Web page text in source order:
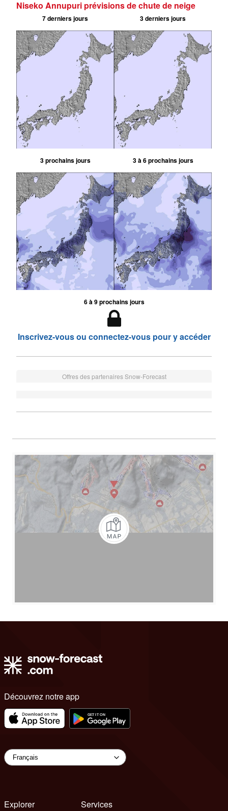
Niseko Annupuri prévisions de chute de neige
7 derniers jours 3 derniers jours
3 prochains jours 3 à 6 prochains jours
6 à 9 prochains jours
Inscrivez-vous ou connectez-vous pour y accéder
Offres des partenaires Snow-Forecast
Découvrez notre app
Explorer
Services